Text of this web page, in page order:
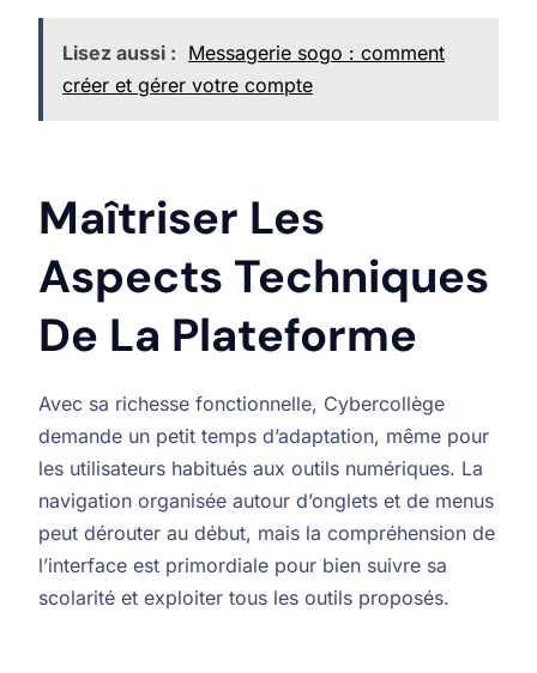
Lisez aussi : Messagerie sogo : comment
créer et gérer votre compte
Maîtriser Les
Aspects Techniques
De La Plateforme
Avec sa richesse fonctionnelle, Cybercollège
demande un petit temps d’adaptation, même pour
les utilisateurs habitués aux outils numériques. La
navigation organisée autour d’onglets et de menus
peut dérouter au début, mais la compréhension de
l’interface est primordiale pour bien suivre sa
scolarité et exploiter tous les outils proposés.